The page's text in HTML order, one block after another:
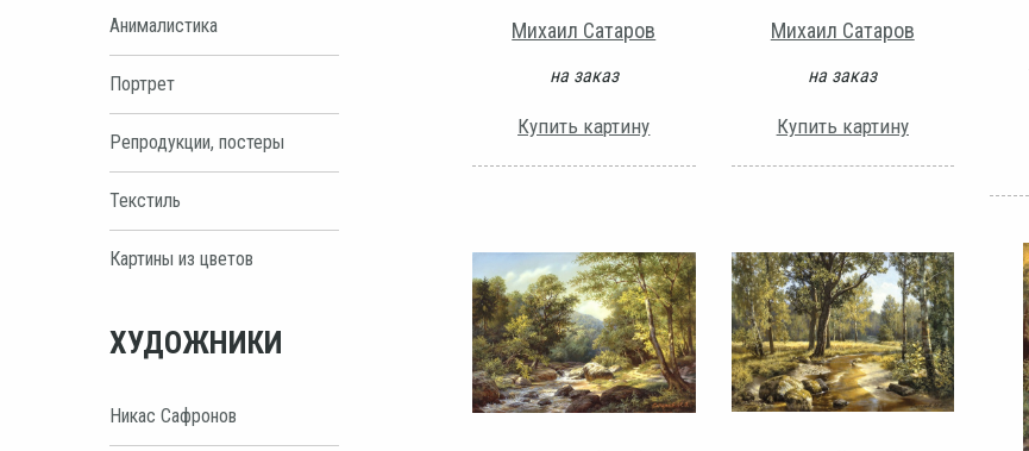
Анималистика
Портрет
Репродукции, постеры
Текстиль
Картины из цветов
ХУДОЖНИКИ
Никас Сафронов
Михаил Сатаров
на заказ
Купить картину
Михаил Сатаров
на заказ
Купить картину